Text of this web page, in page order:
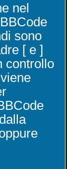
nel
sono
[ e ]
controllo